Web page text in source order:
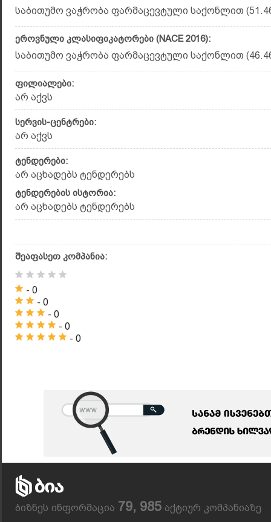
საბითუმო ვაჭრობა ფარმაცევტული საქონლით
ეროვნული კლასიფიკატორები (NACE 2016):
საბითუმო ვაჭრობა ფარმაცევტული საქონლით
ფილიალები:
არ აქვს
სერვის-ცენტრები:
არ აქვს
ტენდერები:
არ აცხადებს ტენდერებს
ტენდერების ისტორია:
არ აცხადებს ტენდერებს
შეაფასეთ კომპანია:
- 0
- 0
- 0
- 0
- 0
ბიზნეს ინფორმაცია 79, 985 აქტიურ კომპანიაზე